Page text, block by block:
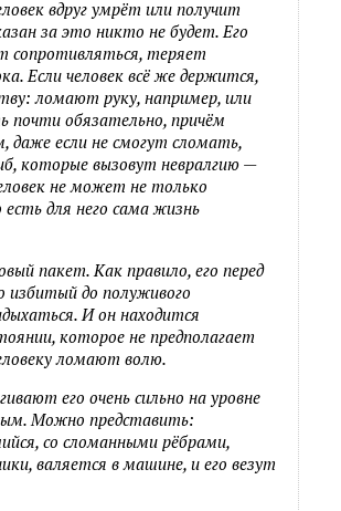
вдруг умрёт или получит
за это никто не будет. Его
сопротивляться, теряет
Если человек всё же держится,
ломают руку, например, или
почти обязательно, причём
если не смогут сломать,
которые вызовут невралгию —
не может не только
для него сама жизнь
пакет. Как правило, его перед
избитый до полуживого
И он находится
которое не предполагает
ломают волю.
его очень сильно на уровне
Можно представить:
со сломанными рёбрами,
валяется в машине, и его везут